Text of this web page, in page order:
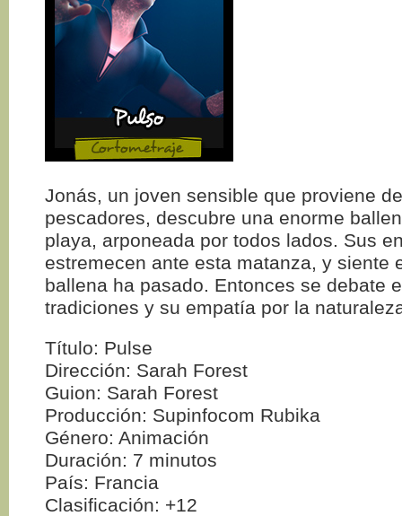
Jonás, un joven sensible que proviene
pescadores, descubre una enorme
playa, arponeada por todos lados. Sus
estremecen ante esta matanza, y siente
ballena ha pasado. Entonces se debate
tradiciones y su empatía por la
Título: Pulse
Dirección: Sarah Forest
Guion: Sarah Forest
Producción: Supinfocom Rubika
Género: Animación
Duración: 7 minutos
País: Francia
Clasificación: +12